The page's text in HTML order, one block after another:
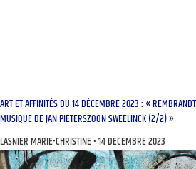
ART ET AFFINITÉS DU 14 DÉCEMBRE 2023 : «
MUSIQUE DE JAN PIETERSZOON SWEELINCK (2/2) »
LASNIER MARIE-CHRISTINE 14 DÉCEMBRE 2023